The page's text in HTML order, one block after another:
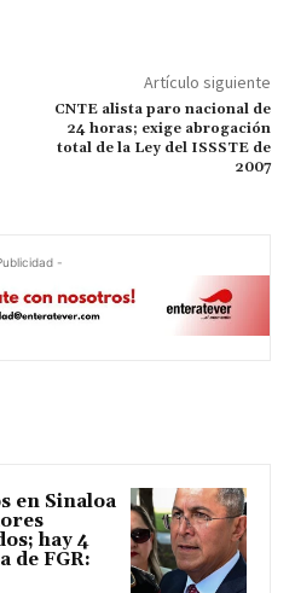
Artículo siguiente
CNTE alista paro nacional de
24 horas; exige abrogación
total de la Ley del ISSSTE de
2007
-
en Sinaloa
hay 4
de FGR: